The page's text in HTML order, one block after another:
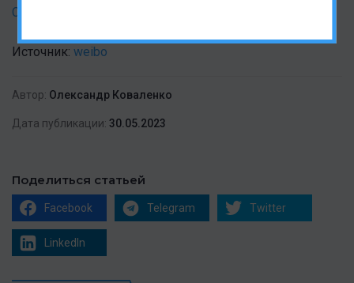
Cortex-X4: наконец-то долгожданный прорыв
Источник: weibo
Автор: Олександр Коваленко
Дата публикации: 30.05.2023
Поделиться статьей
Facebook Telegram Twitter
LinkedIn